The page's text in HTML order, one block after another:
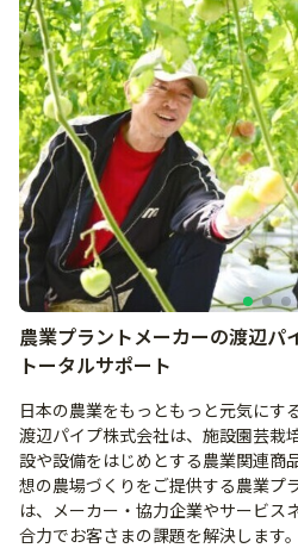
農業プラントメーカーの渡辺パ
トータルサポート
日本の農業をもっともっと元気にす
渡辺パイプ株式会社は、施設園芸栽
設や設備をはじめとする農業関連商
想の農場づくりをご提供する農業プ
は、メーカー・協力企業やサービス
合力でお客さまの課題を解決します。